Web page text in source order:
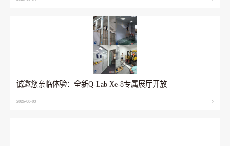
诚邀您亲临体验：全新Q-Lab Xe-8专属展厅开放
2026-08-03